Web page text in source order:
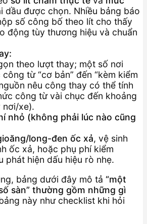
dầu được chọn. Nhiều bảng báo
số công bố theo lít cho thấy
động tùy thương hiệu và chuẩn
theo lượt thay; một số nơi
từ “cơ bản” đến “kèm kiểm
nêu công thay có thể tính
công từ vài chục đến khoảng
nơi/xe).
nhỏ (không phải lúc nào cũng
long-đen ốc xả, vệ sinh
ốc xả, hoặc phụ phí kiểm
phát hiện dấu hiệu rò nhẹ.
bảng dưới đây mô tả “một
sàn” thường gồm những gì
này như checklist khi hỏi